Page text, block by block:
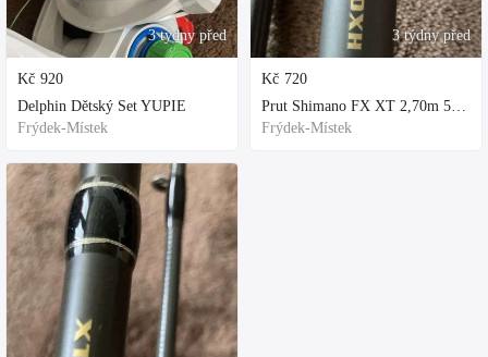
3 týdny před
Kč 920
Delphin Dětský Set YUPIE
Frýdek-Místek
3 týdny před
Kč 720
Prut Shimano FX XT 2,70m 50-100gr
Frýdek-Místek